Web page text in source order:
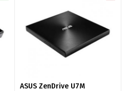
ASUS ZenDrive U7M